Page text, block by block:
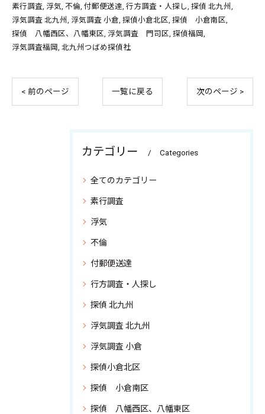
素行調査 浮気 不倫 付郵便送達 行方調査・人探し 探偵 北九州
浮気調査 北九州
浮気調査 小倉 探偵小倉北区 探偵 小倉南区
探偵 八幡西区、八幡東区 浮気調査 門司区 探偵福岡
浮気調査福岡 北九州つばめ探偵社
< 前のページ 一覧に戻る 次のページ >
カテゴリー Categories
全てのカテゴリー
素行調査
浮気
不倫
付郵便送達
行方調査・人探し
探偵 北九州
浮気調査 北九州
浮気調査 小倉
探偵小倉北区
探偵 小倉南区
探偵 八幡西区、八幡東区